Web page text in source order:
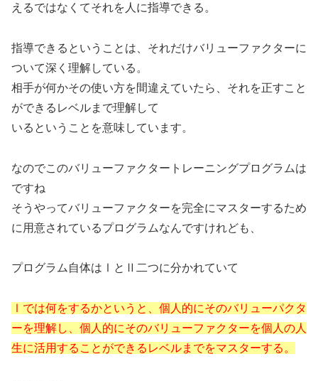
えるではなくてそれを人に指導できる。
指導できるということは、それだけバリューファクターに
ついて深く理解している。
相手が何かその使い方を間違えていたら、それを正すこと
ができるレベルまで理解して
いるということを意味しています。
なのでこのバリューファクタートレーニングプログラムは
ですね
そうやってバリューファクターを完全にマスターするため
に用意されているプログラムなんですけれども、
プログラム自体はⅠとⅡ二つに分かれていて
Ⅰでは何をするかというと、個人的にそのバリューパクタ
ーを理解し、個人的にそのバリューファクターを個人の人
生に活用することができるレベルまでをマスターする。